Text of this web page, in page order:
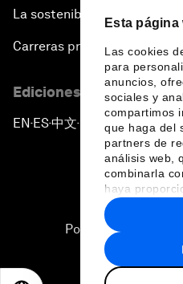
Esta
Las cookies
para
anuncios,
sociales y
compartimos
que haga del
partners de
análisis web,
combinarla
haya
recopilado a
hecho de sus
La sostenibilidad en el Foro
Carreras profesionales
Ediciones en otros
EN ▪ES▪中文▪ 日本語
Política de